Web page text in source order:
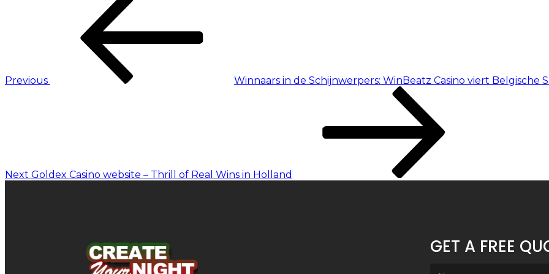
Previous Winnaars in de Schijnwerpers: WinBeatz Casino viert Belgische
Next Goldex Casino website – Thrill of Real Wins in Holland
GET A FREE